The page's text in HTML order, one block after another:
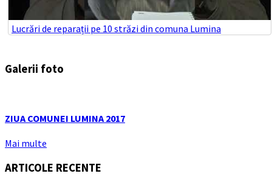
Lucrări de reparații pe 10 străzi din comuna Lumina
Galerii foto
ZIUA COMUNEI LUMINA 2017
Mai multe
ARTICOLE RECENTE